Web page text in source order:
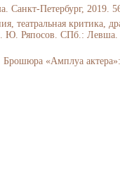
Санкт-Петербург, 2019.
театральная критика,
Ряпосов. СПб.: Левша.
Брошюра «Амплуа